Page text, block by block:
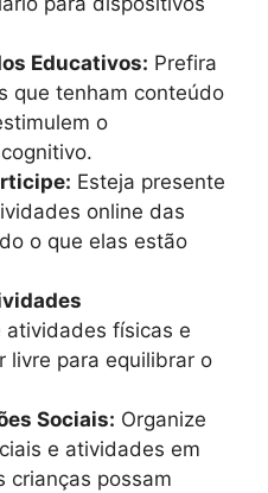
Educativos: Prefira
que tenham conteúdo
o
Esteja presente
online das
o que elas estão
atividades físicas e
livre para equilibrar o
Sociais: Organize
e atividades em
crianças possam